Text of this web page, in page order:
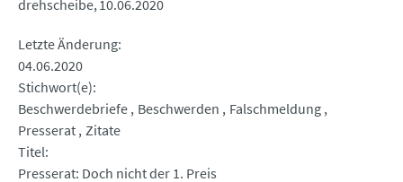
drehscheibe 10.06.2020
Letzte Änderung
04.06.2020
Stichwort(e)
Beschwerdebriefe Beschwerden
Falschmeldung
Presserat Zitate
Titel
Presserat: Doch nicht der 1. Preis